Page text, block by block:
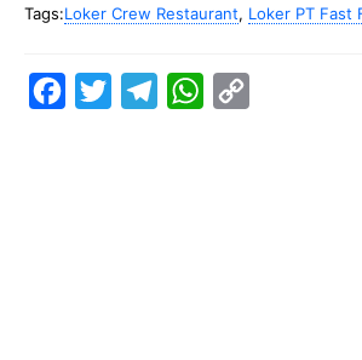
Tags:Loker Crew Restaurant, Loker PT Fast
W